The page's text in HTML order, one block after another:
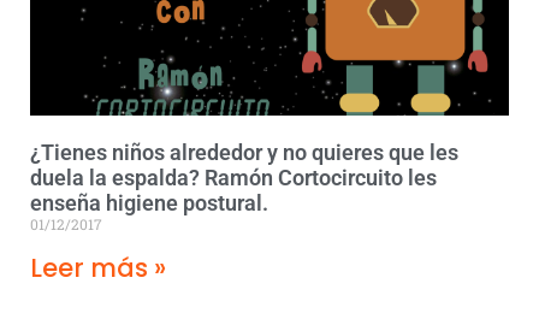
¿Tienes niños alrededor y no quieres que les
duela la espalda? Ramón Cortocircuito les
enseña higiene postural.
01/12/2017
Leer más »